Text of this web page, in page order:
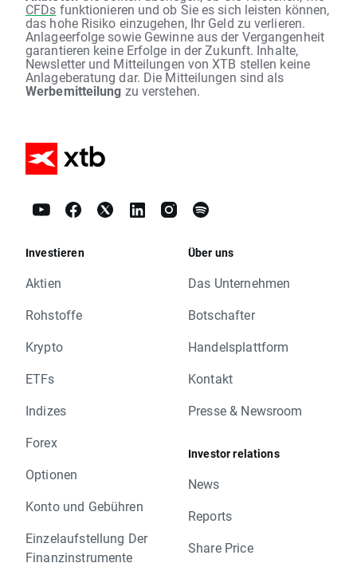
CFDs funktionieren und ob Sie es sich leisten können,
das hohe Risiko einzugehen, Ihr Geld zu verlieren.
Anlageerfolge sowie Gewinne aus der Vergangenheit
garantieren keine Erfolge in der Zukunft. Inhalte,
Newsletter und Mitteilungen von XTB stellen keine
Anlageberatung dar. Die Mitteilungen sind als
Werbemitteilung zu verstehen.
Investieren
Aktien
Rohstoffe
Krypto
ETFs
Indizes
Forex
Optionen
Konto und Gebühren
Einzelaufstellung Der
Finanzinstrumente
Über uns
Das Unternehmen
Botschafter
Handelsplattform
Kontakt
Presse & Newsroom
Investor relations
News
Reports
Share Price